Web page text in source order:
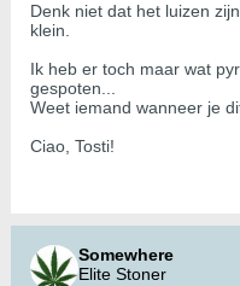
Denk niet dat het luizen
klein.
Ik heb er toch maar wat
gespoten...
Weet iemand wanneer je
Ciao, Tosti!
Somewhere
Elite Stoner